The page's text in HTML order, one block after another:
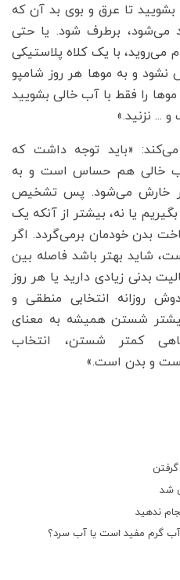
تا عرق و بوی بد آن که
می‌شود، برطرف شود. یا حتی
با یک کلاه پلاستیکی
نشود و به موها هر روز شامپو
موها را فقط با آب خالی بشویید
... نزنید.»
«باید توجه داشت که
خالی هم حساس است و به
خارش می‌شود. پس تشخیص
یا نه، بیشتر از آنکه یک
بدن خودمان برمی‌گردد. اگر
بهتر باشد فاصله بین
بدنی زیادی دارید یا هر روز
روزانه انتخابی منطقی‌ و
بیشتر شستن همیشه به معنای
کمتر شستن، انتخاب
و بدن است.»
شد
ندهید
گرم مفید است یا آب سرد؟